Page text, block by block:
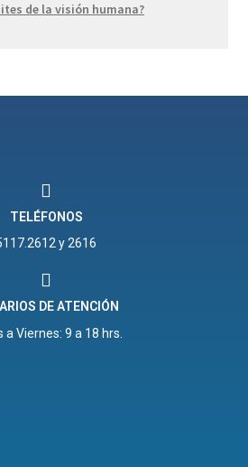
de la visión humana?
TELÉFONOS
y 2616
DE ATENCIÓN
a Viernes: 9 a 18 hrs.